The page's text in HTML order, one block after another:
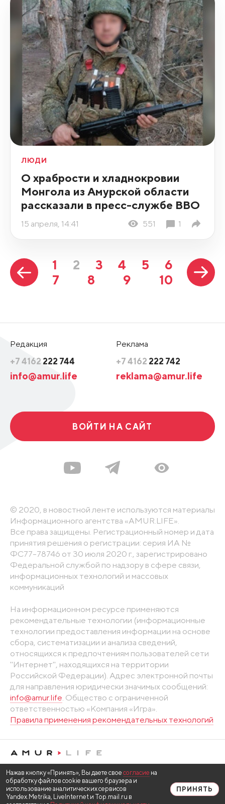
ЛЮДИ
О храбрости и хладнокровии
Монгола из Амурской области
рассказали в пресс-службе ВВО
15 апреля, 14:41 551 1
1 2 3 4 5
6
7
8 9 10
Редакция
+7 4162 222 744
info@amur.life
Реклама
+7 4162 222 742
reklama@amur.life
ВОЙТИ НА САЙТ
© 2020, в новостной ленте используются материалы
Информационного агентства «AMUR.LIFE».
Все права защищены. Регистрационный номер и дата
принятия решения о регистрации: серия ИА №
ФС77-78746 от 30 июля 2020 г., зарегистрировано
Федеральной службой по надзору в сфере связи,
информационных технологий и массовых
коммуникаций
На информационном ресурсе применяются
рекомендательные технологии (информационные
технологии предоставления информации на основе
сбора, систематизации и анализа сведений,
относящихся к предпочтениям пользователей сети
"Интернет", находящихся на территории
Российской Федерации). Адрес электронной почты
для направления юридически значимых сообщений:
info@amur.life . Общество с ограниченной
ответственностью «Компания «Игра».
Правила применения рекомендательных технологий
Нажав кнопку «Принять», Вы даете свое согласие на
обработку файлов cookie вашего браузера и
использование аналитических сервисов
Yandex.Metrika, LiveInternet и Top.mail.ru в
ПРИНЯТЬ